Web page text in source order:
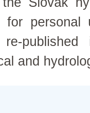
for personal
and